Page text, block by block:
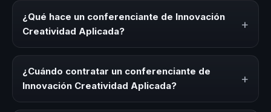
¿Qué hace un conferenciante de Innovación
Creatividad Aplicada?
+
un experto que comparte conocimiento, estrategias y
experiencias sobre este tema en eventos corporativos,
convenciones y seminarios. Su objetivo es generar
¿Cuándo contratar un conferenciante de
Innovación Creatividad Aplicada?
+